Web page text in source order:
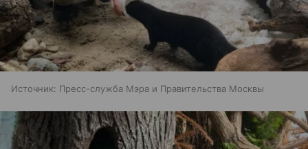
Источник: Пресс-служба Мэра и Правительства Москвы